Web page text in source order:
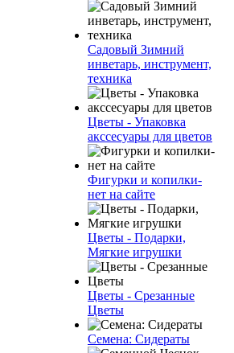
Садовый Зимний
инветарь, инструмент,
техника
Цветы - Упаковка
акссесуары для цветов
Фигурки и копилки-
нет на сайте
Цветы - Подарки,
Мягкие игрушки
Цветы - Срезанные
Цветы
Семена: Сидераты